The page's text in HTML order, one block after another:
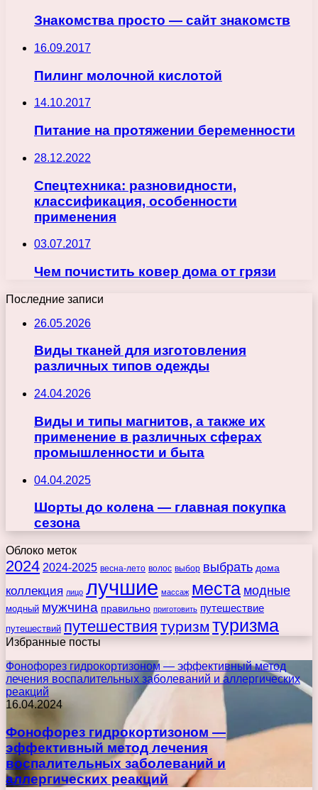
Знакомства просто — сайт знакомств
16.09.2017
Пилинг молочной кислотой
14.10.2017
Питание на протяжении беременности
28.12.2022
Спецтехника: разновидности,
классификация, особенности
применения
03.07.2017
Чем почистить ковер дома от грязи
Последние записи
26.05.2026
Виды тканей для изготовления
различных типов одежды
24.04.2026
Виды и типы магнитов, а также их
применение в различных сферах
промышленности и быта
04.04.2025
Шорты до колена — главная покупка
сезона
Облоко меток
2024 2024-2025 весна-лето волос выбор выбрать дома
коллекция лицо лучшие массаж места модные
модный мужчина правильно приготовить путешествие
путешествий путешествия туризм туризма
Избранные посты
Фонофорез гидрокортизоном — эффективный метод
лечения воспалительных заболеваний и аллергических
реакций
16.04.2024
Фонофорез гидрокортизоном —
эффективный метод лечения
воспалительных заболеваний и
аллергических реакций